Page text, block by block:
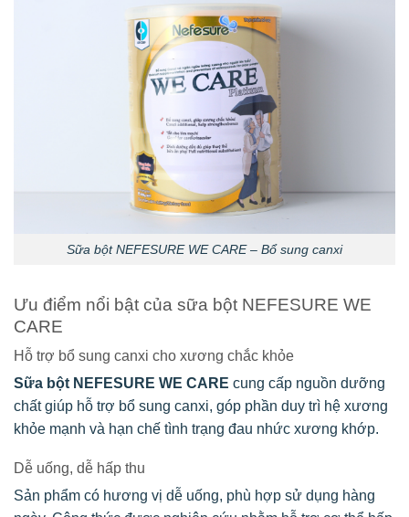
Sữa bột NEFESURE WE CARE – Bổ sung canxi
Ưu điểm nổi bật của sữa bột NEFESURE WE
CARE
Hỗ trợ bổ sung canxi cho xương chắc khỏe
Sữa bột NEFESURE WE CARE cung cấp nguồn dưỡng
chất giúp hỗ trợ bổ sung canxi, góp phần duy trì hệ xương
khỏe mạnh và hạn chế tình trạng đau nhức xương khớp.
Dễ uống, dễ hấp thu
Sản phẩm có hương vị dễ uống, phù hợp sử dụng hàng